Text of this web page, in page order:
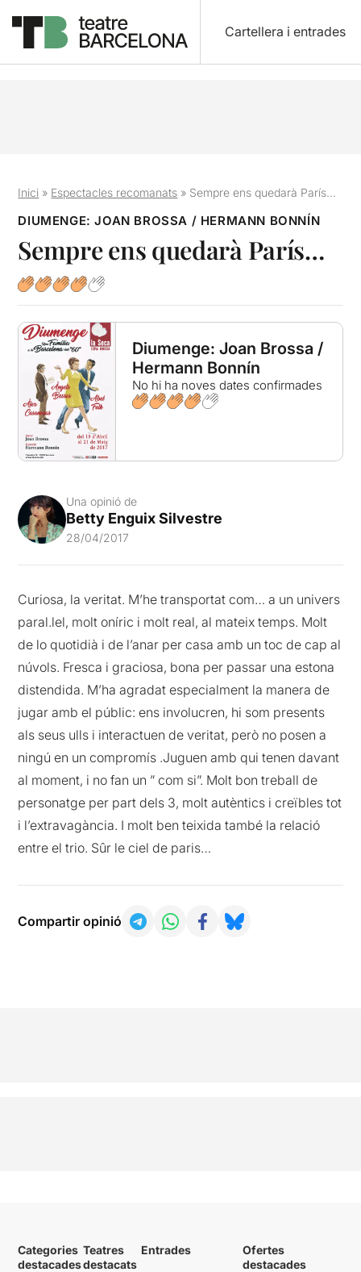
Cartellera i entrades
Inici » Espectacles recomanats » Sempre ens quedarà París…
DIUMENGE: JOAN BROSSA / HERMANN BONNÍN
Sempre ens quedarà París…
Diumenge: Joan Brossa /
Hermann Bonnín
No hi ha noves dates confirmades
Una opinió de
Betty Enguix Silvestre
28/04/2017
Curiosa, la veritat. M’he transportat com… a un univers
paral.lel, molt oníric i molt real, al mateix temps. Molt
de lo quotidià i de l’anar per casa amb un toc de cap al
núvols. Fresca i graciosa, bona per passar una estona
distendida. M’ha agradat especialment la manera de
jugar amb el públic: ens involucren, hi som presents
als seus ulls i interactuen de veritat, però no posen a
ningú en un compromís .Juguen amb qui tenen davant
al moment, i no fan un ” com si”. Molt bon treball de
personatge per part dels 3, molt autèntics i creïbles tot
i l’extravagància. I molt ben teixida també la relació
entre el trio. Sûr le ciel de paris…
Compartir opinió
Categories
destacades
Teatres
destacats
Entrades
Ofertes
destacades